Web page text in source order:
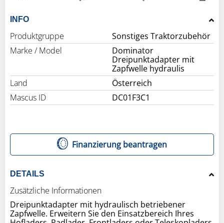
INFO
Produktgruppe
Sonstiges Traktorzubehör
Marke / Model
Dominator
Dreipunktadapter mit
Zapfwelle hydraulis
Land
Österreich
Mascus ID
DC01F3C1
Finanzierung beantragen
DETAILS
Zusätzliche Informationen
Dreipunktadapter mit hydraulisch betriebener
Zapfwelle. Erweitern Sie den Einsatzbereich Ihres